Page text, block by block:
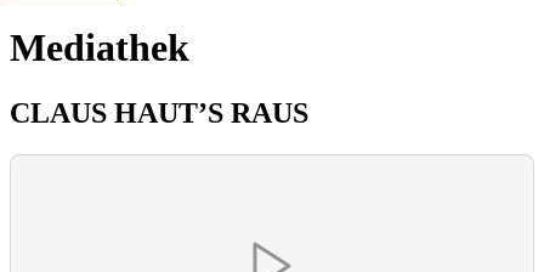
Mediathek
CLAUS HAUT’S RAUS